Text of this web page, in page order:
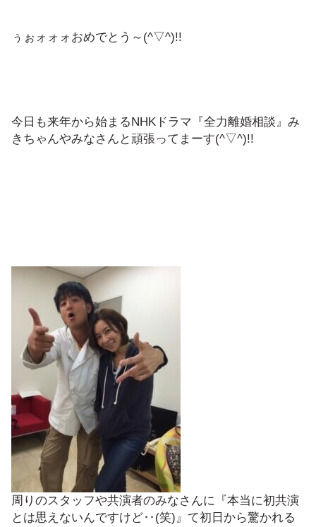
ぅぉォォォおめでとう～(^▽^)!!
今日も来年から始まるNHKドラマ『全力離婚相談』み
きちゃんやみなさんと頑張ってまーす(^▽^)!!
周りのスタッフや共演者のみなさんに『本当に初共演
とは思えないんですけど‥(笑)』て初日から驚かれる